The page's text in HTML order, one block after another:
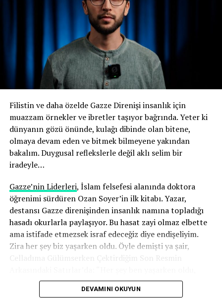
Filistin ve daha özelde Gazze Direnişi insanlık için
muazzam örnekler ve ibretler taşıyor bağrında. Yeter ki
dünyanın gözü önünde, kulağı dibinde olan bitene,
olmaya devam eden ve bitmek bilmeyene yakından
bakalım. Duygusal reflekslerle değil aklı selim bir
iradeyle…
Gazze’nin Liderleri, İslam felsefesi alanında doktora
öğrenimi sürdüren Ozan Soyer’in ilk kitabı. Yazar,
destansı Gazze direnişinden insanlık namına topladığı
hasadı okurlarla paylaşıyor. Bu hasat zayi olmaz elbette
ama istifade etmezsek israf edeceğiz diye endişeliyim.
Zira her şey biz yaşarken oldu. Öyle demişti ya şair,
Celladıma Gülümserken Çektirdiğim Son Resmin
bunu bilsin insanlar”
DEVAMINI OKUYUN